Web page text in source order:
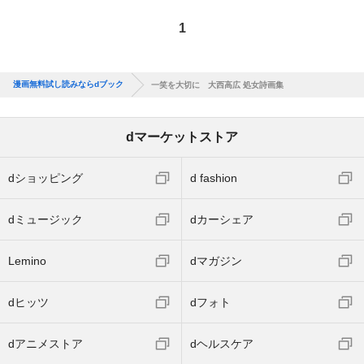
1
漫画無料試し読みならdブック 一笑を大切に 大西高広 処女詩画集
dマーケットストア
dショッピング d fashion
dミュージック dカーシェア
Lemino dマガジン
dヒッツ dフォト
dアニメストア dヘルスケア